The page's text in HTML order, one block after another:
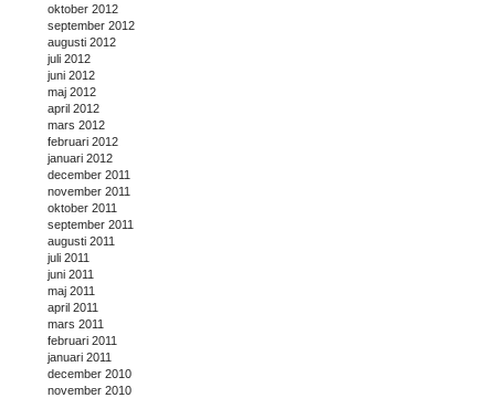
oktober 2012
september 2012
augusti 2012
juli 2012
juni 2012
maj 2012
april 2012
mars 2012
februari 2012
januari 2012
december 2011
november 2011
oktober 2011
september 2011
augusti 2011
juli 2011
juni 2011
maj 2011
april 2011
mars 2011
februari 2011
januari 2011
december 2010
november 2010